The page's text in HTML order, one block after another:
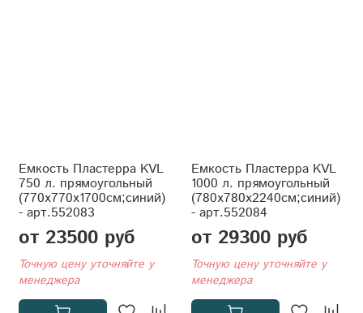
Емкость Пластерра KVL
750 л. прямоугольный
(770x770x1700см;синий)
- арт.552083
от 23500 руб
Точную цену уточняйте у
менеджера
Емкость Пластерра KVL
1000 л. прямоугольный
(780x780x2240см;синий)
- арт.552084
от 29300 руб
Точную цену уточняйте у
менеджера